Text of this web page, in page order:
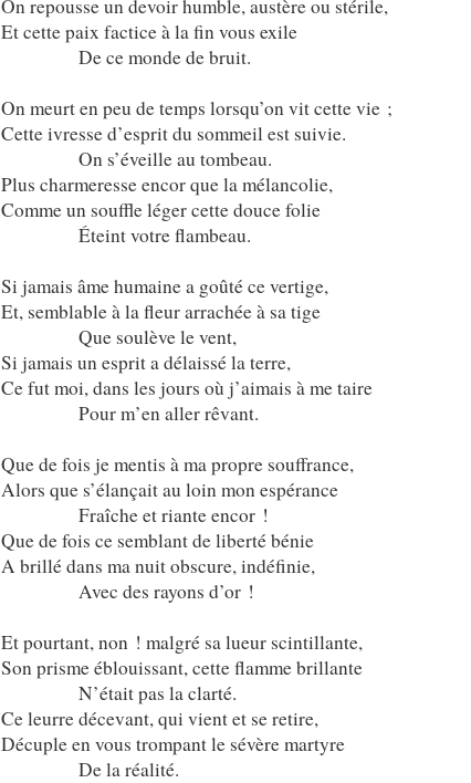
On repousse un devoir humble, austère ou stérile,
Et cette paix factice à la fin vous exile
De ce monde de bruit.
On meurt en peu de temps lorsqu’on vit cette vie ;
Cette ivresse d’esprit du sommeil est suivie.
On s’éveille au tombeau.
Plus charmeresse encor que la mélancolie,
Comme un souffle léger cette douce folie
Éteint votre flambeau.
Si jamais âme humaine a goûté ce vertige,
Et, semblable à la fleur arrachée à sa tige
Que soulève le vent,
Si jamais un esprit a délaissé la terre,
Ce fut moi, dans les jours où j’aimais à me taire
Pour m’en aller rêvant.
Que de fois je mentis à ma propre souffrance,
Alors que s’élançait au loin mon espérance
Fraîche et riante encor !
Que de fois ce semblant de liberté bénie
A brillé dans ma nuit obscure, indéfinie,
Avec des rayons d’or !
Et pourtant, non ! malgré sa lueur scintillante,
Son prisme éblouissant, cette flamme brillante
N’était pas la clarté.
Ce leurre décevant, qui vient et se retire,
Décuple en vous trompant le sévère martyre
De la réalité.